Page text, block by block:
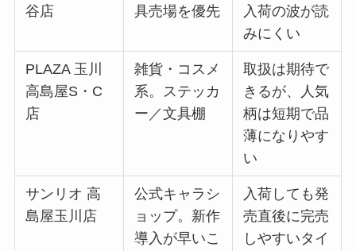
谷店
具売場を優先
入荷の波が読
みにくい
PLAZA 玉川
高島屋S・C
店
雑貨・コスメ
系。ステッカ
ー／文具棚
取扱は期待で
きるが、人気
柄は短期で品
薄になりやす
い
サンリオ 高
島屋玉川店
公式キャラシ
ョップ。新作
導入が早いこ
入荷しても発
売直後に完売
しやすいタイ